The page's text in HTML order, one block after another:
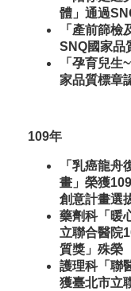
體」通過
「產前篩
SNQ國家品
「孕育兒
家品質標章
109年
「乳癌龍
畫」榮獲
創意計畫選
藥劑科「暖
立聯合醫院
質獎」殊榮
護理科「聯
獲臺北市立